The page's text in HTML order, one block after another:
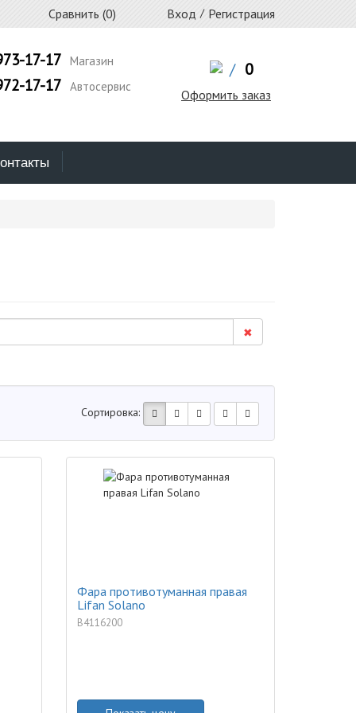
Сравнить (0) Вход / Регистрация
17-17 Магазин
17-17 Автосервис
/ 0
Оформить заказ
Сортировка:
Фара противотуманная правая
Lifan Solano
B4116200